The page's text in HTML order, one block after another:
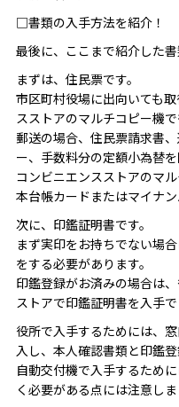
□書類の入手方法を紹介！
最後に、ここまで紹介した
まずは、住民票です。
市区町村役場に出向いても
スストアのマルチコピー機で
郵送の場合、住民票請求書
ー、手数料分の定額小為替
コンビニエンスストアのマ
本台帳カードまたはマイナン
次に、印鑑証明書です。
まず実印をお持ちでない場
をする必要があります。
印鑑登録がお済みの場合は
ストアで印鑑証明書を入手で
役所で入手するためには、
入し、本人確認書類と印鑑
自動交付機で入手するため
く必要がある点には注意しま